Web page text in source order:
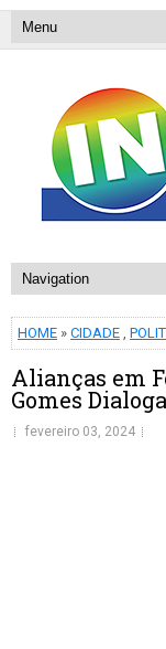
HOME » CIDADE ,
Alianças em
Gomes
fevereiro 03, 2024